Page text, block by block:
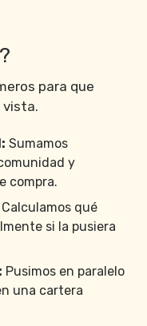
para que
vista.
Sumamos
y
compra.
Calculamos qué
si la pusiera
Pusimos en paralelo
una cartera